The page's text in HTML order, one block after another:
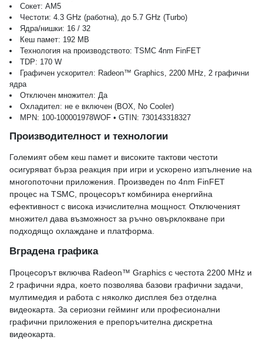
Сокет: AM5
Честоти: 4.3 GHz (работна), до 5.7 GHz (Turbo)
Ядра/нишки: 16 / 32
Кеш памет: 192 MB
Технология на производството: TSMC 4nm FinFET
TDP: 170 W
Графичен ускорител: Radeon™ Graphics, 2200 MHz, 2 графични
ядра
Отключен множител: Да
Охладител: не е включен (BOX, No Cooler)
MPN: 100-100001978WOF • GTIN: 730143318327
Производителност и технологии
Големият обем кеш памет и високите тактови честоти
осигуряват бърза реакция при игри и ускорено изпълнение на
многопоточни приложения. Произведен по 4nm FinFET
процес на TSMC, процесорът комбинира енергийна
ефективност с висока изчислителна мощност. Отключеният
множител дава възможност за ръчно овърклокване при
подходящо охлаждане и платформа.
Вградена графика
Процесорът включва Radeon™ Graphics с честота 2200 MHz и
2 графични ядра, което позволява базови графични задачи,
мултимедия и работа с няколко дисплея без отделна
видеокарта. За сериозни гейминг или професионални
графични приложения е препоръчителна дискретна
видеокарта.